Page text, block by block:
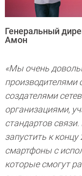
Генеральный
Амон
«Мы очень
производителями
создателями
организациями,
стандартов
запустить к
смартфоны с
которые смогут